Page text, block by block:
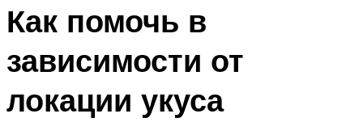
Как помочь в
зависимости от
локации укуса